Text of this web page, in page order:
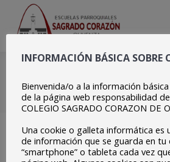
Estás aquí:
Inicio Copia de Zoom
INFORMACIÓN BÁSICA SOBRE
Bienvenida/o a la información
de la página web responsabilidad
COLEGIO SAGRADO CORAZON DE
Una cookie o galleta informática es
de información que se guarda en
“smartphone” o tableta cada vez